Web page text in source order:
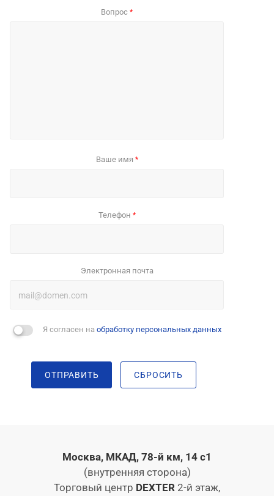
Вопрос *
Ваше имя *
Телефон *
Электронная почта
Я согласен на обработку персональных данных
ОТПРАВИТЬ СБРОСИТЬ
Москва, МКАД, 78-й км, 14 с1
(внутренняя сторона)
Торговый центр DEXTER 2-й этаж,